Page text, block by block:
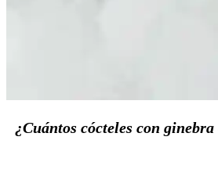
¿Cuántos cócteles con